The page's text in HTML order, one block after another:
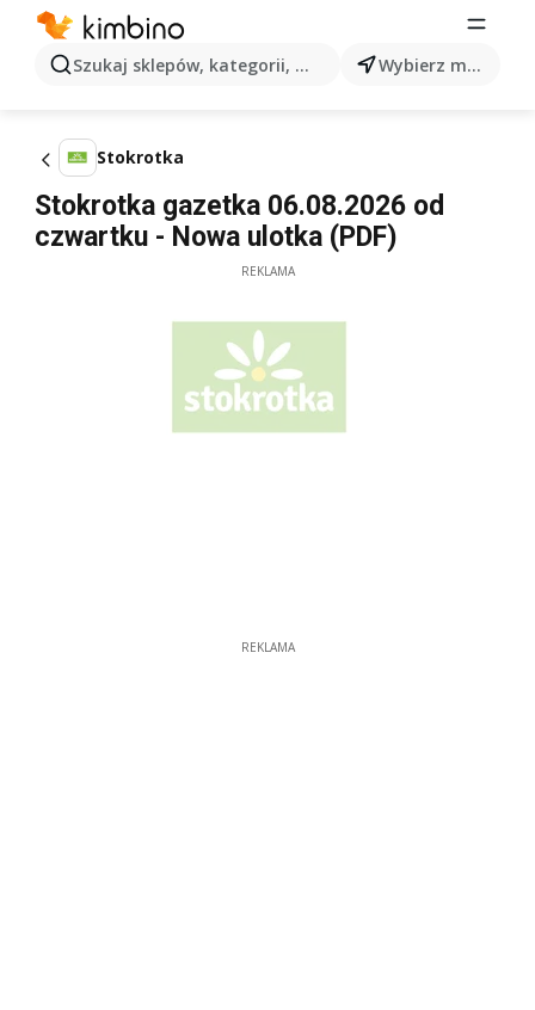
Szukaj sklepów, kategorii, produktów... Wybierz miasto
Stokrotka
Stokrotka gazetka 06.08.2026 od
czwartku - Nowa ulotka (PDF)
REKLAMA
REKLAMA